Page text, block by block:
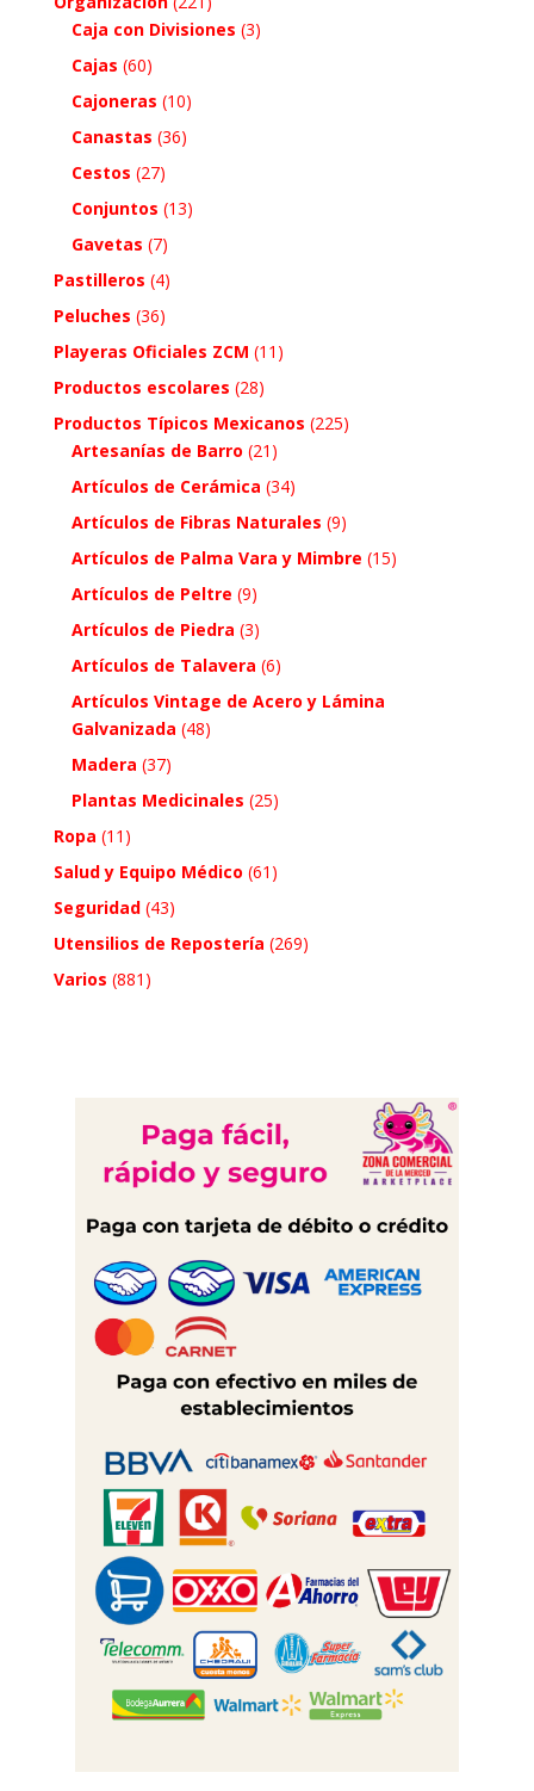
Caja con Divisiones (3)
Cajas (60)
Cajoneras (10)
Canastas (36)
Cestos (27)
Conjuntos (13)
Gavetas (7)
Pastilleros (4)
Peluches (36)
Playeras Oficiales ZCM (11)
Productos escolares (28)
Productos Típicos Mexicanos (225)
Artesanías de Barro (21)
Artículos de Cerámica (34)
Artículos de Fibras Naturales (9)
Artículos de Palma Vara y Mimbre (15)
Artículos de Peltre (9)
Artículos de Piedra (3)
Artículos de Talavera (6)
Artículos Vintage de Acero y Lámina
Galvanizada (48)
Madera (37)
Plantas Medicinales (25)
Ropa (11)
Salud y Equipo Médico (61)
Seguridad (43)
Utensilios de Repostería (269)
Varios (881)